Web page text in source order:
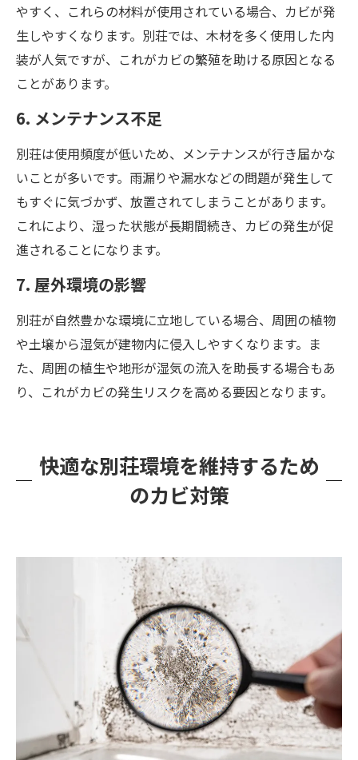
やすく、これらの材料が使用されている場合、カビが発
生しやすくなります。別荘では、木材を多く使用した内
装が人気ですが、これがカビの繁殖を助ける原因となる
ことがあります。
6. メンテナンス不足
別荘は使用頻度が低いため、メンテナンスが行き届かな
いことが多いです。雨漏りや漏水などの問題が発生して
もすぐに気づかず、放置されてしまうことがあります。
これにより、湿った状態が長期間続き、カビの発生が促
進されることになります。
7. 屋外環境の影響
別荘が自然豊かな環境に立地している場合、周囲の植物
や土壌から湿気が建物内に侵入しやすくなります。ま
た、周囲の植生や地形が湿気の流入を助長する場合もあ
り、これがカビの発生リスクを高める要因となります。
快適な別荘環境を維持するため
のカビ対策